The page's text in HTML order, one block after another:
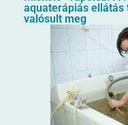
aquaterápiás ellátás
valósult meg